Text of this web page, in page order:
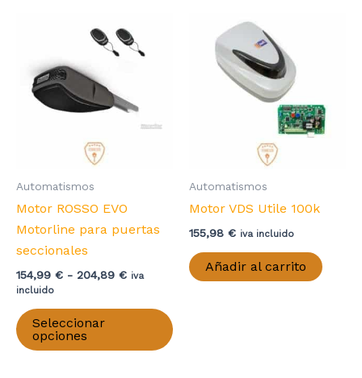
Automatismos
Motor ROSSO EVO
Motorline para puertas
seccionales
154,99 € - 204,89 €Rango
154,99 €
hasta
iva
incluido
Seleccionar
opciones
producto
Automatismos
Motor VDS Utile 100k
155,98 € iva incluido
Añadir al carrito